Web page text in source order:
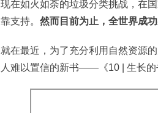
现在如火如荼的垃圾分类挑战，在
靠支持。 然而目前为止，全世界成
就在最近，为了充分利用自然资源
人难以置信的新书——《10 | 生长的